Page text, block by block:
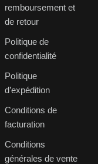
remboursement et
de retour
Politique de
confidentialité
Politique
d’expédition
Conditions de
facturation
Conditions
générales de vente